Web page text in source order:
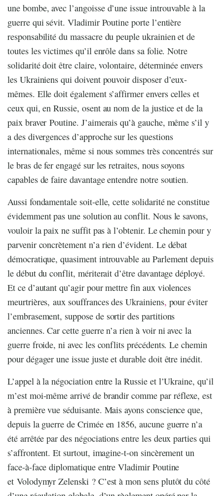
une bombe, avec l’angoisse d’une issue introuvable à la
guerre qui sévit. Vladimir Poutine porte l’entière
responsabilité du massacre du peuple ukrainien et de
toutes les victimes qu’il enrôle dans sa folie. Notre
solidarité doit être claire, volontaire, déterminée envers
les Ukrainiens qui doivent pouvoir disposer d’eux-
mêmes. Elle doit également s’affirmer envers celles et
ceux qui, en Russie, osent au nom de la justice et de la
paix braver Poutine. J’aimerais qu’à gauche, même s’il y
a des divergences d’approche sur les questions
internationales, même si nous sommes très concentrés sur
le bras de fer engagé sur les retraites, nous soyons
capables de faire davantage entendre notre soutien.
Aussi fondamentale soit-elle, cette solidarité ne constitue
évidemment pas une solution au conflit. Nous le savons,
vouloir la paix ne suffit pas à l’obtenir. Le chemin pour y
parvenir concrètement n’a rien d’évident. Le débat
démocratique, quasiment introuvable au Parlement depuis
le début du conflit, mériterait d’être davantage déployé.
Et ce d’autant qu’agir pour mettre fin aux violences
meurtrières, aux souffrances des Ukrainiens, pour éviter
l’embrasement, suppose de sortir des partitions
anciennes. Car cette guerre n’a rien à voir ni avec la
guerre froide, ni avec les conflits précédents. Le chemin
pour dégager une issue juste et durable doit être inédit.
L’appel à la négociation entre la Russie et l’Ukraine, qu’il
m’est moi-même arrivé de brandir comme par réflexe, est
à première vue séduisante. Mais ayons conscience que,
depuis la guerre de Crimée en 1856, aucune guerre n’a
été arrêtée par des négociations entre les deux parties qui
s’affrontent. Et surtout, imagine-t-on sincèrement un
face-à-face diplomatique entre Vladimir Poutine
et Volodymyr Zelenski ? C’est à mon sens plutôt du côté